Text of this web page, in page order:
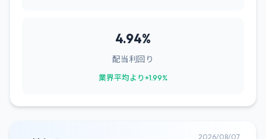
4.94%
配当利回り
業界平均より+1.99%
2026/08/07